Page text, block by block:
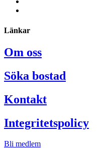
Länkar
Om oss
Söka bostad
Kontakt
Integritetspolicy
Bli medlem